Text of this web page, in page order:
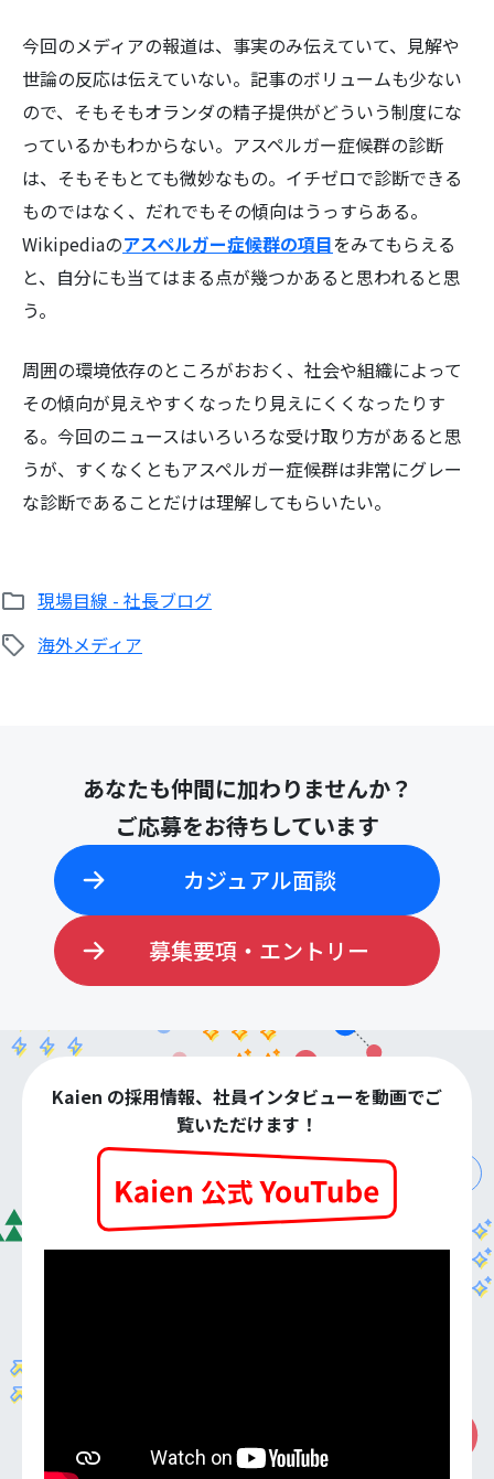
今回のメディアの報道は、事実のみ伝えていて、見解や
世論の反応は伝えていない。記事のボリュームも少ない
ので、そもそもオランダの精子提供がどういう制度にな
っているかもわからない。アスペルガー症候群の診断
は、そもそもとても微妙なもの。イチゼロで診断できる
ものではなく、だれでもその傾向はうっすらある。
Wikipediaのアスペルガー症候群の項目をみてもらえる
と、自分にも当てはまる点が幾つかあると思われると思
う。
周囲の環境依存のところがおおく、社会や組織によって
その傾向が見えやすくなったり見えにくくなったりす
る。今回のニュースはいろいろな受け取り方があると思
うが、すくなくともアスペルガー症候群は非常にグレー
な診断であることだけは理解してもらいたい。
現場目線 - 社長ブログ
海外メディア
あなたも仲間に加わりませんか？
ご応募をお待ちしています
カジュアル面談
募集要項・エントリー
Kaien の採用情報、社員インタビューを動画でご
覧いただけます！